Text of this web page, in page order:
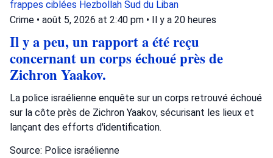
frappes ciblées Hezbollah Sud du Liban
Crime • août 5, 2026 at 2:40 pm • Il y a 20 heures
Il y a peu, un rapport a été reçu
concernant un corps échoué près de
Zichron Yaakov.
La police israélienne enquête sur un corps retrouvé échoué
sur la côte près de Zichron Yaakov, sécurisant les lieux et
lançant des efforts d'identification.
Source: Police israélienne